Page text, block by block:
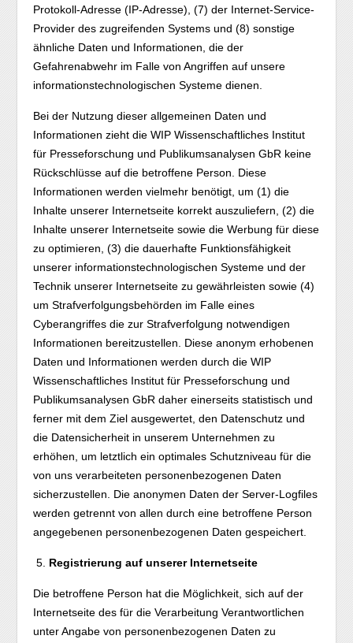
Protokoll-Adresse (IP-Adresse), (7) der Internet-Service-
Provider des zugreifenden Systems und (8) sonstige
ähnliche Daten und Informationen, die der
Gefahrenabwehr im Falle von Angriffen auf unsere
informationstechnologischen Systeme dienen.
Bei der Nutzung dieser allgemeinen Daten und
Informationen zieht die WIP Wissenschaftliches Institut
für Presseforschung und Publikumsanalysen GbR keine
Rückschlüsse auf die betroffene Person. Diese
Informationen werden vielmehr benötigt, um (1) die
Inhalte unserer Internetseite korrekt auszuliefern, (2) die
Inhalte unserer Internetseite sowie die Werbung für diese
zu optimieren, (3) die dauerhafte Funktionsfähigkeit
unserer informationstechnologischen Systeme und der
Technik unserer Internetseite zu gewährleisten sowie (4)
um Strafverfolgungsbehörden im Falle eines
Cyberangriffes die zur Strafverfolgung notwendigen
Informationen bereitzustellen. Diese anonym erhobenen
Daten und Informationen werden durch die WIP
Wissenschaftliches Institut für Presseforschung und
Publikumsanalysen GbR daher einerseits statistisch und
ferner mit dem Ziel ausgewertet, den Datenschutz und
die Datensicherheit in unserem Unternehmen zu
erhöhen, um letztlich ein optimales Schutzniveau für die
von uns verarbeiteten personenbezogenen Daten
sicherzustellen. Die anonymen Daten der Server-Logfiles
werden getrennt von allen durch eine betroffene Person
angegebenen personenbezogenen Daten gespeichert.
Registrierung auf unserer Internetseite
Die betroffene Person hat die Möglichkeit, sich auf der
Internetseite des für die Verarbeitung Verantwortlichen
unter Angabe von personenbezogenen Daten zu